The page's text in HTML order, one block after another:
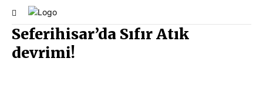
Seferihisar’da Sıfır Atık
devrimi!